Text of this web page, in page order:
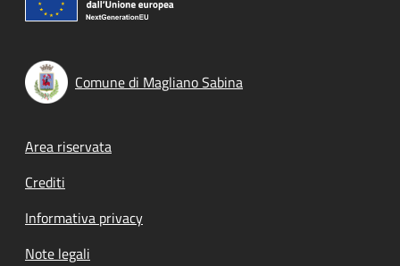
Comune di Magliano Sabina
Footer menu
Area riservata
Crediti
Informativa privacy
Note legali